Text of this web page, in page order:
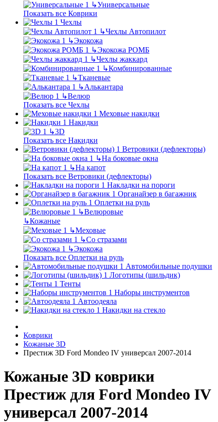
↳Универсальные
Показать все Коврики
Чехлы
↳Чехлы Автопилот
↳Экокожа
↳Экокожа РОМБ
↳Чехлы жаккард
↳Комбинированные
↳Тканевые
↳Алькантара
↳Велюр
Показать все Чехлы
Меховые накидки
Накидки
↳3D
Показать все Накидки
Ветровики (дефлекторы)
↳На боковые окна
↳На капот
Показать все Ветровики (дефлекторы)
Накладки на пороги
Органайзер в багажник
Оплетки на руль
↳Велюровые
↳Кожаные
↳Меховые
↳Со стразами
↳Экокожа
Показать все Оплетки на руль
Автомобильные подушки
Логотипы (шильдик)
Тенты
Наборы инструментов
Автоодеяла
Накидки на стекло
Коврики
Кожаные 3D
Престиж 3D Ford Mondeo IV универсал 2007-2014
Кожаные 3D коврики
Престиж для Ford Mondeo IV
универсал 2007-2014